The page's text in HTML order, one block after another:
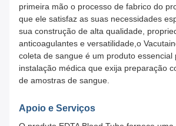
primeira mão o processo de fabrico do
que ele satisfaz as suas necessidades
sua construção de alta qualidade,
anticoagulantes e versatilidade,o
coleta de sangue é um produto essencial
instalação médica que exija preparação
de amostras de sangue.
Apoio e Serviços